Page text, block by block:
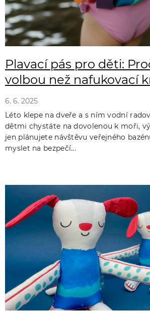
l
á
n
k
ů
Plavací pás pro děti:
volbou než nafukovací
6. 6. 2025
Léto klepe na dveře a s ním vodní
dětmi chystáte na dovolenou k moři,
jen plánujete návštěvu veřejného
myslet na bezpečí...